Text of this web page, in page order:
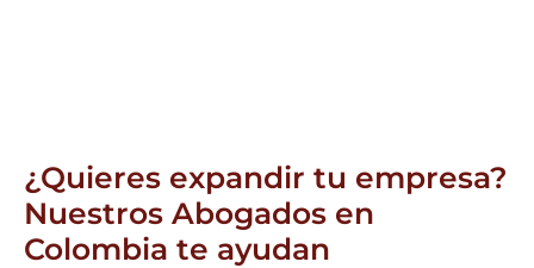
¿Quieres expandir tu empresa?
Nuestros Abogados en
Colombia te ayudan